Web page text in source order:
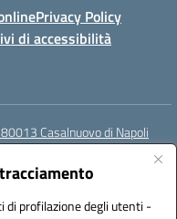
profilazione degli utenti -
Privacy Policy
di accessibilità
Casalnuovo di Napoli